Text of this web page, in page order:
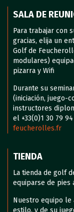
SALA DE
Para trabajar con
gracias, elija un
Golf de
modulares)
pizarra y Wifi
Durante su
(iniciación, juego-
instructores
el +33(0)1 30 79
feucherolles.fr
TIENDA
La tienda de golf
equiparse de pies
Nuestro equipo le
estilo, y de su